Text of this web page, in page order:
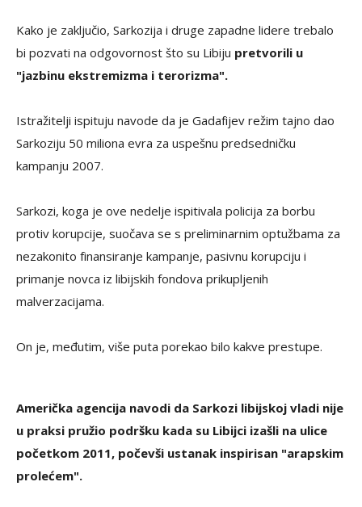
Kako je zaključio, Sarkozija i druge zapadne lidere trebalo
bi pozvati na odgovornost što su Libiju pretvorili u
"jazbinu ekstremizma i terorizma".
Istražitelji ispituju navode da je Gadafijev režim tajno dao
Sarkoziju 50 miliona evra za uspešnu predsedničku
kampanju 2007.
Sarkozi, koga je ove nedelje ispitivala policija za borbu
protiv korupcije, suočava se s preliminarnim optužbama za
nezakonito finansiranje kampanje, pasivnu korupciju i
primanje novca iz libijskih fondova prikupljenih
malverzacijama.
On je, međutim, više puta porekao bilo kakve prestupe.
Američka agencija navodi da Sarkozi libijskoj vladi nije
u praksi pružio podršku kada su Libijci izašli na ulice
početkom 2011, počevši ustanak inspirisan "arapskim
prolećem".